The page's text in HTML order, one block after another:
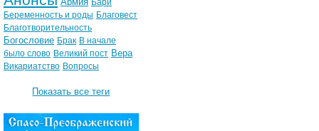
Бари
Беременность и роды Благовест
Благотворительность
Богословие Брак В начале
было слово Великий пост Вера
Викариатство Вопросы
Показать все теги